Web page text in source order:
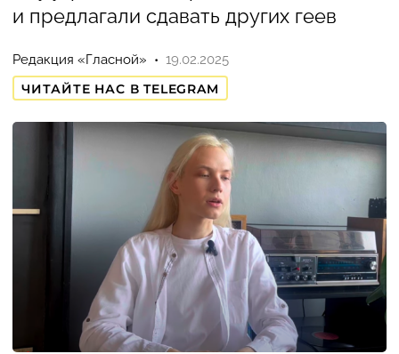
и предлагали сдавать других геев
Редакция «Гласной»
19.02.2025
ЧИТАЙТЕ НАС В TELEGRAM